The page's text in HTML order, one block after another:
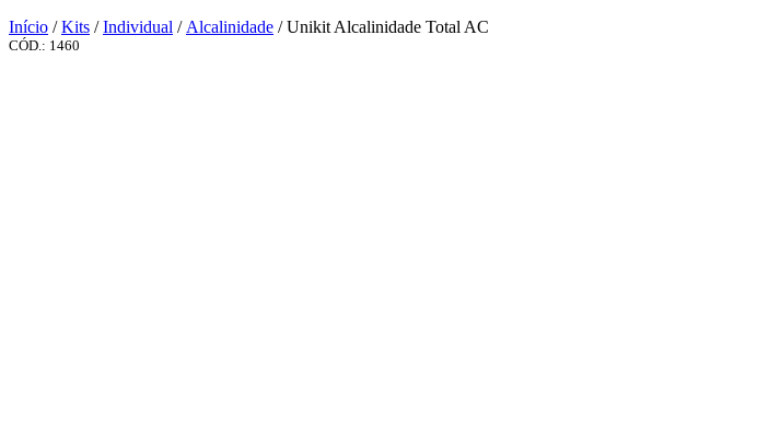
Início /Kits /Individual / Alcalinidade / Unikit Alcalinidade Total AC
CÓD.: 1460